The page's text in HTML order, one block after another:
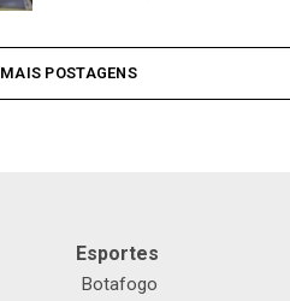
MAIS POSTAGENS
Esportes
Botafogo